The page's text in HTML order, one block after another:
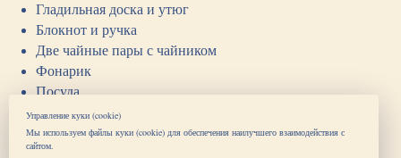
Гладильная доска и утюг
Блокнот и ручка
Две чайные пары с чайником
Фонарик
Посуда
Запрос на расчет
Управление куки (cookie)
Мы используем файлы куки (cookie) для обеспечения наилучшего взаимодействия с
сайтом.